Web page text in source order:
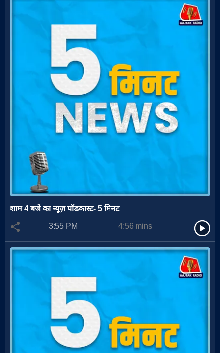
शाम 4 बजे का न्यूज़ पॉडकास्ट- 5 मिनट
3:55 PM
4:56 mins